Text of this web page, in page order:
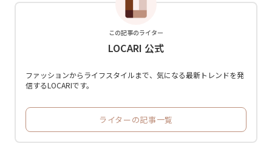
この記事のライター
LOCARI 公式
ファッションからライフスタイルまで、気になる最新トレンドを発
信するLOCARIです。
ライターの記事一覧